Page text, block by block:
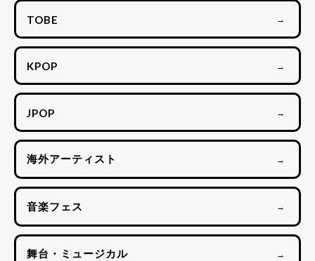
TOBE →
KPOP →
JPOP →
海外アーティスト →
音楽フェス →
舞台・ミュージカル →